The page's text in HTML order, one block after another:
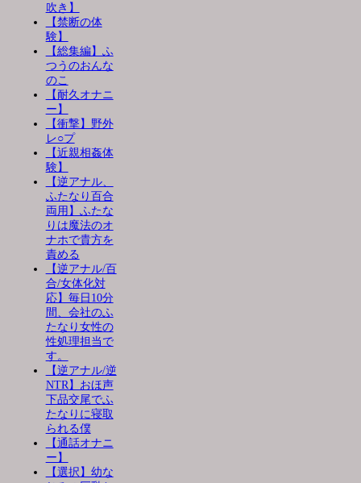
吹き】
【禁断の体
験】
【総集編】ふ
つうのおんな
のこ
【耐久オナニ
ー】
【衝撃】野外
レ○プ
【近親相姦体
験】
【逆アナル、
ふたなり百合
両用】ふたな
りは魔法のオ
ナホで貴方を
責める
【逆アナル/百
合/女体化対
応】毎日10分
間、会社のふ
たなり女性の
性処理担当で
す。
【逆アナル/逆
NTR】おほ声
下品交尾でふ
たなりに寝取
られる僕
【通話オナニ
ー】
【選択】幼な